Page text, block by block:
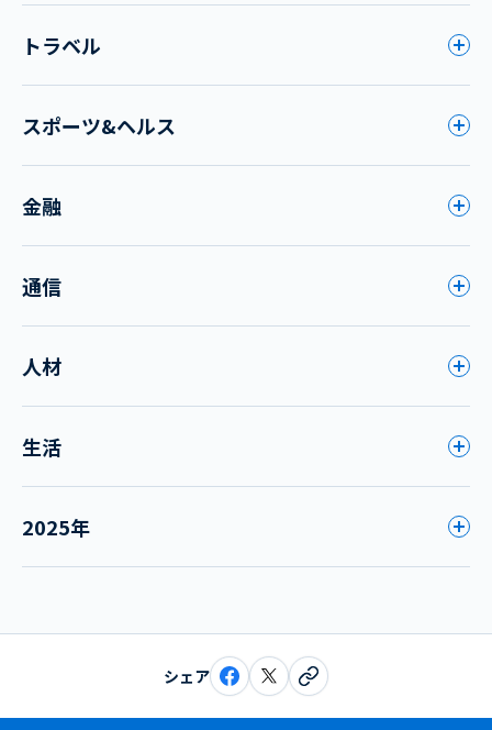
トラベル
スポーツ&ヘルス
金融
通信
人材
生活
2025年
シェア